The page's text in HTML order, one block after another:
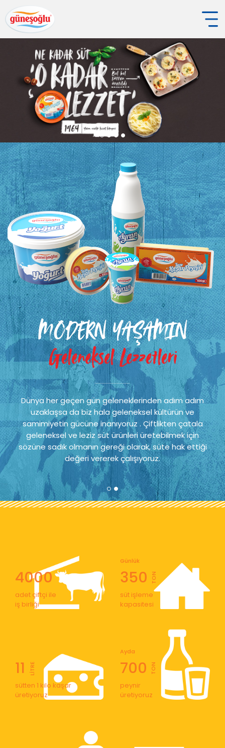
MODERN YAŞAMIN
Geleneksel Lezzetleri
Dünya her geçen gün geleneklerinden adım adım
uzaklaşsa da biz hala geleneksel kültürün ve
samimiyetin gücüne inanıyoruz . Çiftlikten çatala
geleneksel ve leziz süt ürünleri üretebilmek için
sözüne sadık olmanın gereği olarak, süte hak ettiği
değeri vererek çalışıyoruz.
4000
adet çiftçi ile
iş birliği
350
Günlük
TON
süt işleme
kapasitesi
11 LİTRE
sütten 1 kilo kaşar
üretiyoruz
700
Ayda
TON
peynir
üretiyoruz